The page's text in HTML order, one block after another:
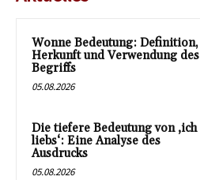
Wonne Bedeutung: Definition,
Herkunft und Verwendung des
Begriffs
05.08.2026
Die tiefere Bedeutung von ‚ich
liebs‘: Eine Analyse des
Ausdrucks
05.08.2026